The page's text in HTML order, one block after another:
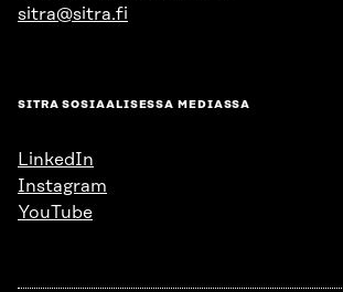
sitra@sitra.fi
SITRA SOSIAALISESSA MEDIASSA
LinkedIn
Instagram
YouTube